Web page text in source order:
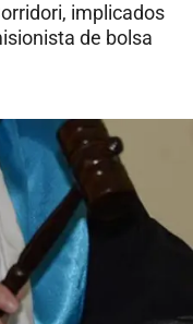
implicados
de bolsa